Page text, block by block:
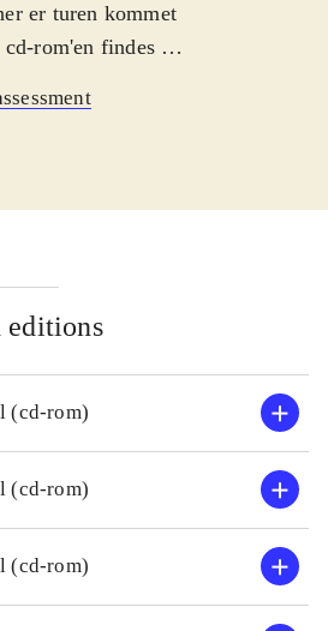
er turen kommet
rom'en findes tre
for
Magnus og
med mulighed
kan startes fra
& Myggen i
et leksikon hvor
10 kendte dyr,
med
editions
(cd-rom)
(cd-rom)
(cd-rom)